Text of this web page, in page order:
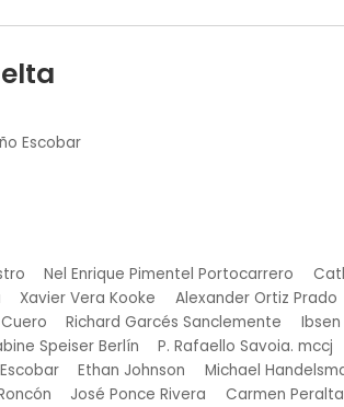
Escobar
Nel Enrique Pimentel Portocarrero
Xavier Vera Kooke Alexander Ortiz Prado
Richard Garcés Sanclemente
Speiser Berlín P. Rafaello Savoia. mccj
Ethan Johnson
Michael
José Ponce Rivera Carmen Peralta